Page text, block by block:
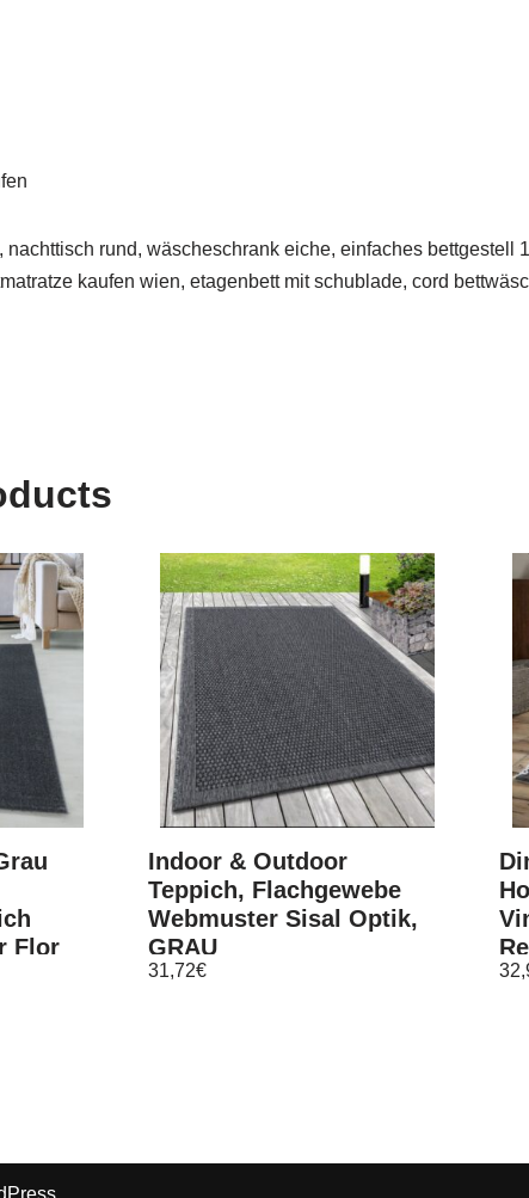
nachttisch rund, wäscheschrank eiche, einfaches
kaufen wien, etagenbett mit schublade, cord
Flor
Indoor & Outdoor
Teppich, Flachgewebe
Webmuster Sisal Optik,
GRAU
31,72€